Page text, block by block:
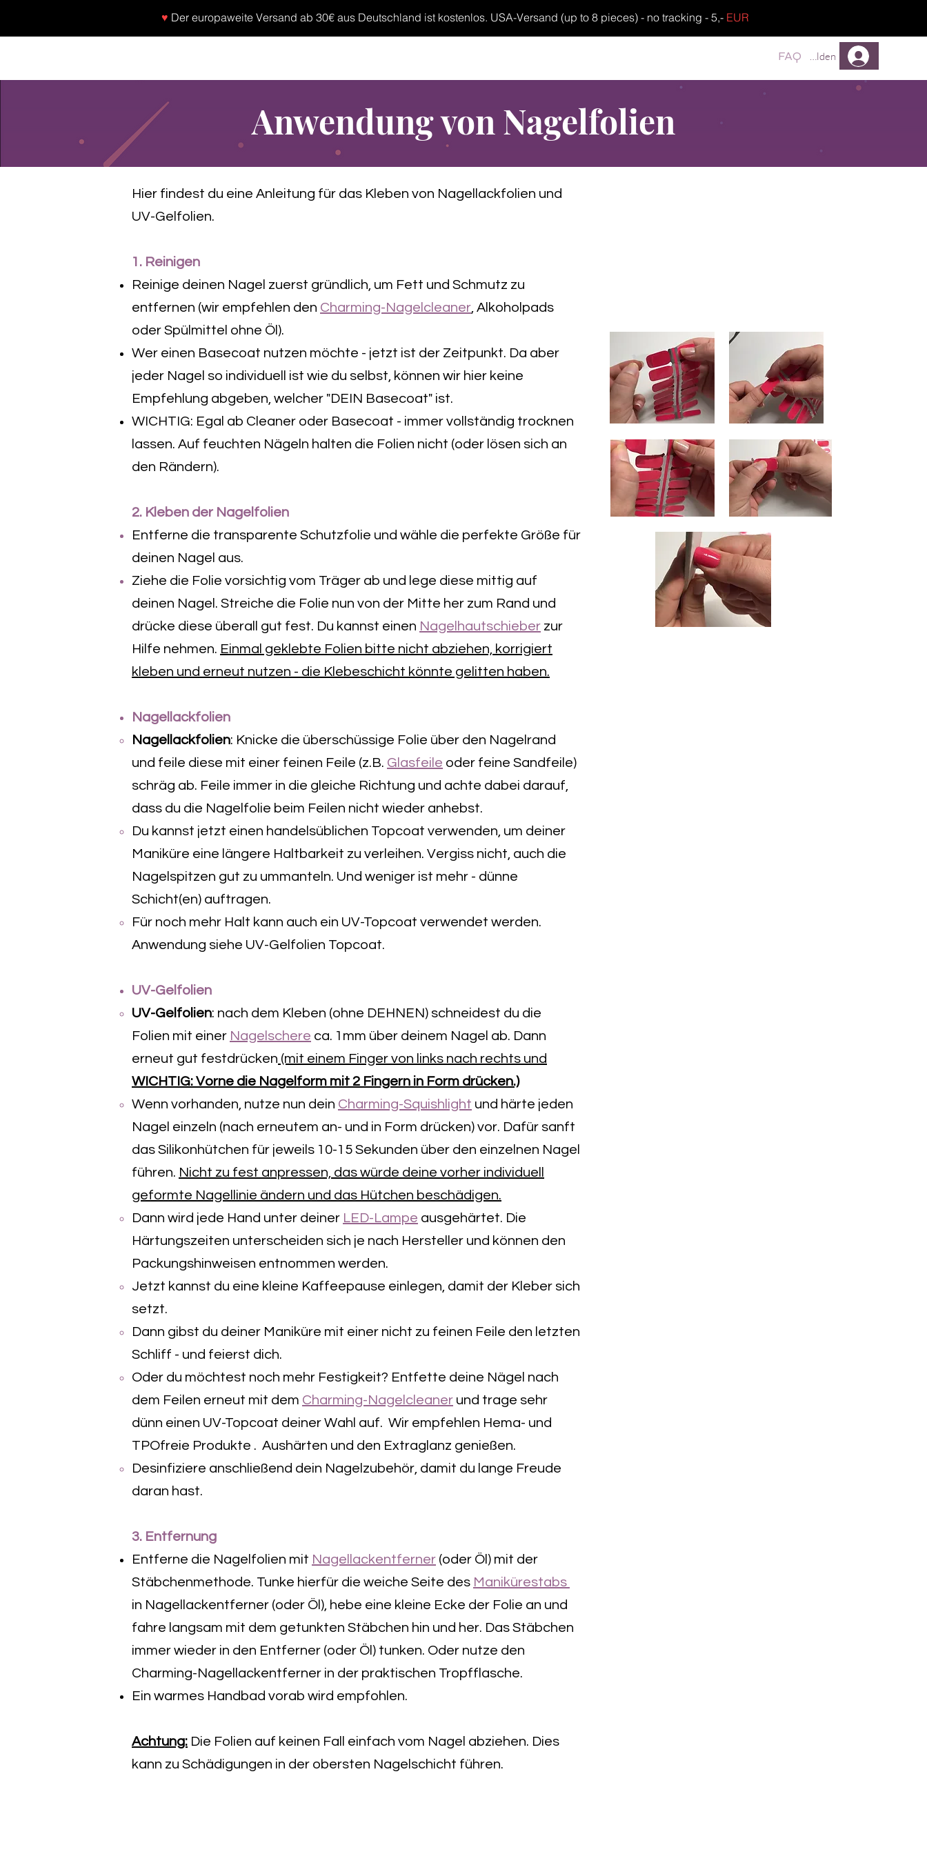
♥ Der europaweite Versand ab 30€ aus Deutschland ist kostenlos. USA-Versand (up to 8 pieces) - no tracking - 5,-EUR
FAQAnmelden
Anwendung von Nagelfolien
Hier findest du eine Anleitung für das Kleben von Nagellackfolien und
UV-Gelfolien.
1. Reinigen
Reinige deinen Nagel zuerst gründlich, um Fett und Schmutz zu
entfernen (wir empfehlen den Charming-Nagelcleaner, Alkoholpads
oder Spülmittel ohne Öl).
Wer einen Basecoat nutzen möchte - jetzt ist der Zeitpunkt. Da aber
jeder Nagel so individuell ist wie du selbst, können wir hier keine
Empfehlung abgeben, welcher "DEIN Basecoat" ist.
WICHTIG: Egal ab Cleaner oder Basecoat - immer vollständig trocknen
lassen. Auf feuchten Nägeln halten die Folien nicht (oder lösen sich an
den Rändern).
2. Kleben der Nagelfolien
Entferne die transparente Schutzfolie und wähle die perfekte Größe für
deinen Nagel aus.
Ziehe die Folie vorsichtig vom Träger ab und lege diese mittig auf
deinen Nagel. Streiche die Folie nun von der Mitte her zum Rand und
drücke diese überall gut fest. Du kannst einen Nagelhautschieber zur
Hilfe nehmen. Einmal geklebte Folien bitte nicht abziehen, korrigiert
kleben und erneut nutzen - die Klebeschicht könnte gelitten haben.
Nagellackfolien
Nagellackfolien: Knicke die überschüssige Folie über den Nagelrand
und feile diese mit einer feinen Feile (z.B. Glasfeile oder feine Sandfeile)
schräg ab. Feile immer in die gleiche Richtung und achte dabei darauf,
dass du die Nagelfolie beim Feilen nicht wieder anhebst.
Du kannst jetzt einen handelsüblichen Topcoat verwenden, um deiner
Maniküre eine längere Haltbarkeit zu verleihen. Vergiss nicht, auch die
Nagelspitzen gut zu ummanteln. Und weniger ist mehr - dünne
Schicht(en) auftragen.
Für noch mehr Halt kann auch ein UV-Topcoat verwendet werden.
Anwendung siehe UV-Gelfolien Topcoat.
UV-Gelfolien
UV-Gelfolien: nach dem Kleben (ohne DEHNEN) schneidest du die
Folien mit einer Nagelschere ca. 1mm über deinem Nagel ab. Dann
erneut gut festdrücken (mit einem Finger von links nach rechts und
WICHTIG: Vorne die Nagelform mit 2 Fingern in Form drücken.)
Wenn vorhanden, nutze nun dein Charming-Squishlight und härte jeden
Nagel einzeln (nach erneutem an- und in Form drücken) vor. Dafür sanft
das Silikonhütchen für jeweils 10-15 Sekunden über den einzelnen Nagel
führen. Nicht zu fest anpressen, das würde deine vorher individuell
geformte Nagellinie ändern und das Hütchen beschädigen.
Dann wird jede Hand unter deiner LED-Lampe ausgehärtet. Die
Härtungszeiten unterscheiden sich je nach Hersteller und können den
Packungshinweisen entnommen werden.
Jetzt kannst du eine kleine Kaffeepause einlegen, damit der Kleber sich
setzt.
Dann gibst du deiner Maniküre mit einer nicht zu feinen Feile den letzten
Schliff - und feierst dich.
Oder du möchtest noch mehr Festigkeit? Entfette deine Nägel nach
dem Feilen erneut mit dem Charming-Nagelcleaner und trage sehr
dünn einen UV-Topcoat deiner Wahl auf. Wir empfehlen Hema- und
TPOfreie Produkte . Aushärten und den Extraglanz genießen.
Desinfiziere anschließend dein Nagelzubehör, damit du lange Freude
daran hast.
3. Entfernung
Entferne die Nagelfolien mit Nagellackentferner (oder Öl) mit der
Stäbchenmethode. Tunke hierfür die weiche Seite des Manikürestabs
in Nagellackentferner (oder Öl), hebe eine kleine Ecke der Folie an und
fahre langsam mit dem getunkten Stäbchen hin und her. Das Stäbchen
immer wieder in den Entferner (oder Öl) tunken. Oder nutze den
Charming-Nagellackentferner in der praktischen Tropfflasche.
Ein warmes Handbad vorab wird empfohlen.
Achtung: Die Folien auf keinen Fall einfach vom Nagel abziehen. Dies
kann zu Schädigungen in der obersten Nagelschicht führen.